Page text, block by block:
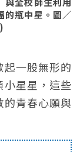
的瓶中星。圖／
一股無形的
星星，這些
青春心願與